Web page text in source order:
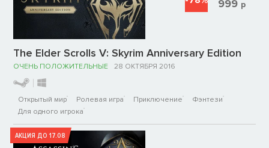
The Elder Scrolls V: Skyrim Anniversary Edition
ОЧЕНЬ ПОЛОЖИТЕЛЬНЫЕ 28 ОКТЯБРЯ 2016
Открытый мир Ролевая игра Приключение
Фэнтези
Для одного игрока
999 р
АКЦИЯ ДО 17.08